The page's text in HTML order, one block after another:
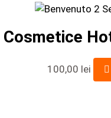
100,00 lei